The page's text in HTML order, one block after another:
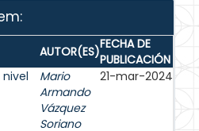
AUTOR(ES)FECHA DE
PUBLICACIÓN
Mario
Armando
Vázquez
Soriano
21-mar-2024